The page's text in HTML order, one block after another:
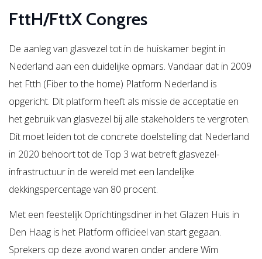
FttH/FttX Congres
De aanleg van glasvezel tot in de huiskamer begint in
Nederland aan een duidelijke opmars. Vandaar dat in 2009
het Ftth (Fiber to the home) Platform Nederland is
opgericht. Dit platform heeft als missie de acceptatie en
het gebruik van glasvezel bij alle stakeholders te vergroten.
Dit moet leiden tot de concrete doelstelling dat Nederland
in 2020 behoort tot de Top 3 wat betreft glasvezel-
infrastructuur in de wereld met een landelijke
dekkingspercentage van 80 procent.
Met een feestelijk Oprichtingsdiner in het Glazen Huis in
Den Haag is het Platform officieel van start gegaan.
Sprekers op deze avond waren onder andere Wim